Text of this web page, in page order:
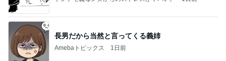
長男だから当然と言ってくる義姉
Amebaトピックス 1日前